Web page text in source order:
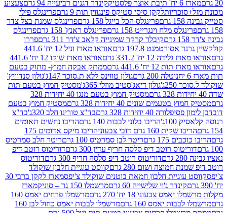
פלסטיק
קינדר דגנים רביעייה 94 גרם
צעצוע
לקקן סיסי סטיקס פינגווין תות 9 גרם
פרינגלס פילי
פרינגלס הכל בייגל 158 גרם
פרינגלס שמנת בצל צדר
מלח וינגרייט 158 גרם
פרינגלס ראנץ' 158 גרם
פרינגלס
קיבלר קרקר שמינייה קלאב צ'דר 311 גרם
פררו
197.8 גרם
אוראו מארז וניל 12 יח' 441.6
12 יח' 331.2 גרם
אוראו מארז שוקו 12 יח' 441.6
12 יח' 441.6 גרם
ממתק אבקה חמוץ- מתוק בטעם
נוטלה 200 גרם
גולון טווינס ללא ת.סוכר 147ג'
גולון סנדוויץ'
250ג'
גולון דיאג'סטיב מוזלי 365ג'
מסטיק חמוץ בטעם תות
מסטיק חמוץ בטעם מנגו 40 יחידות 328
בטעמים שונים 40 יחידות 328 גרם
מסטיק חמוץ בטעם
40 יחידות 328 גרם
בד"צ טורינו חלב 320ג'
בד"צ
הריבו בלוני לבבות 140 גרם
הריבו נחשים תאומים
160 גרם דובי צבעוני
הריבו מיקס אדומים 175
175 גרם
ריטר לבן סמרטיס 100 גרם
ריטר חלב סמרטיס
רוטב דיפ סלסה חריף עדין 300 גרם
דוריטוס רוטב דיפ
דוריטוס רוטב דיפ סלסה חריף 300 גרם
דוריטוס
חמוצה ושום 280 גרם
קווסט עוגיית חלבון שוקולד
עוגיית חלבון חמאת בוטנים שוקולד צ'יפס
מארז לקקן ברבי 30
קינדר ג'וי שלישייה 60 גרם
מרשמלו 150 גר – סוניק
מארז
צבעוני 18 יח' 270 גרם
מרשמלו פרחים יאמס 160
יאמס 160 גרם
מרשמלו לבבות יאמס כחול לבן 160